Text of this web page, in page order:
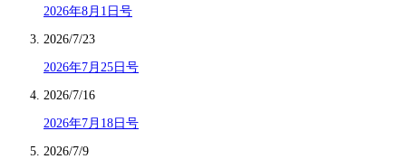
2026年8月1日号
2026/7/23
2026年7月25日号
2026/7/16
2026年7月18日号
2026/7/9